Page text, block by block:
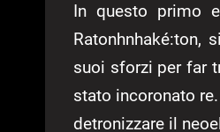
In questo primo
Ratonhnhaké:ton,
suoi sforzi per far
stato incoronato
detronizzare il